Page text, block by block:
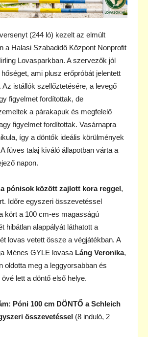
(244 ló) kezelt az elmúlt
a Halasi Szabadidő Központ Nonprofit
Lovasparkban. A szervezők jól
ami plusz erőpróbát jelentett
Az istállók szellőztetésére, a levegő
figyelmet fordítottak, de
a párakapuk és megfelelő
figyelmet fordítottak. Vasárnapra
így a döntők ideális körülmények
füves talaj kiváló állapotban várta a
napon.
pónisok között zajlott kora reggel,
Időre egyszeri összevetéssel
kört a 100 cm-es magasságú
hibátlan alappályát láthatott a
lovas vetett össze a végjátékban. A
Ménes GYLE lovasa Láng Veronika,
oldotta meg a leggyorsabban és
lett a döntő első helye.
Póni 100 cm DÖNTŐ a Schleich
összevetéssel (8 induló, 2